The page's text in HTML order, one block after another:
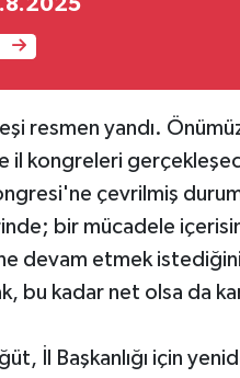
resmen yandı.
il kongreleri
çevrilmiş
bir mücadele
devam etmek
bu kadar net olsa da
İl Başkanlığı için